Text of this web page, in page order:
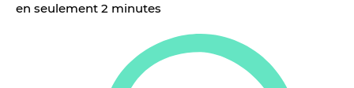
en seulement 2 minutes